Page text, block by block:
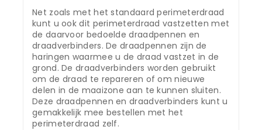
Net zoals met het standaard perimeterdraad
kunt u ook dit perimeterdraad vastzetten met
de daarvoor bedoelde draadpennen en
draadverbinders. De draadpennen zijn de
haringen waarmee u de draad vastzet in de
grond. De draadverbinders worden gebruikt
om de draad te repareren of om nieuwe
delen in de maaizone aan te kunnen sluiten.
Deze draadpennen en draadverbinders kunt u
gemakkelijk mee bestellen met het
perimeterdraad zelf.